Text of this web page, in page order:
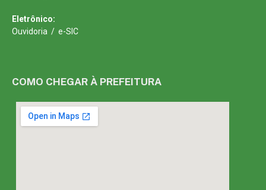
Eletrônico:
Ouvidoria / e-SIC
COMO CHEGAR À PREFEITURA